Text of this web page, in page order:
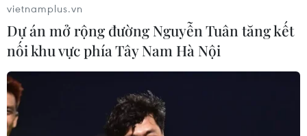
vietnamplus.vn
Dự án mở rộng đường Nguyễn Tuân tăng kết
nối khu vực phía Tây Nam Hà Nội